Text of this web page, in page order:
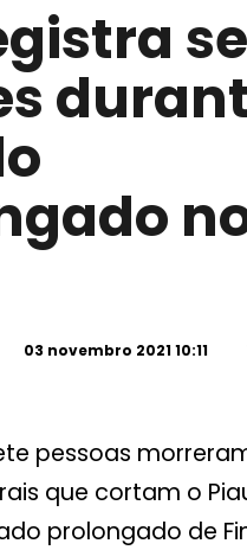
03 novembro 2021 10:11
pessoas
que cortam o
prolongado de